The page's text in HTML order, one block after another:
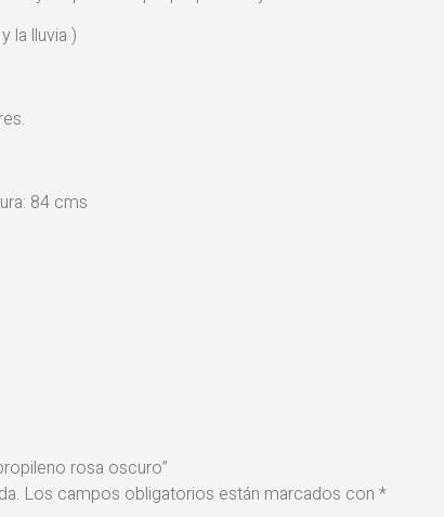
la lluvia )
84 cms
rosa oscuro”
Los campos obligatorios están marcados con *